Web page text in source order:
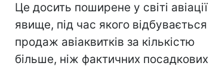
Це досить поширене у світі авіації
явище, під час якого відбувається
продаж авіаквитків за кількістю
більше, ніж фактичних посадкових